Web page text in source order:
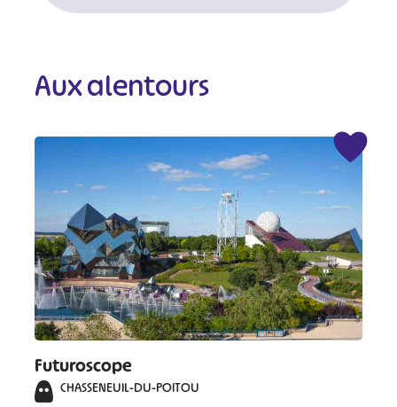
Aux alentours
Futuroscope
CHASSENEUIL-DU-POITOU